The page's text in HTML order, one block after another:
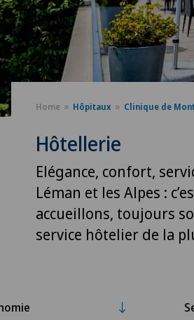
Home Hôpitaux Clinique de
Hôtellerie
Elégance, confort,
Léman et les Alpes :
accueillons, toujours
service hôtelier de la